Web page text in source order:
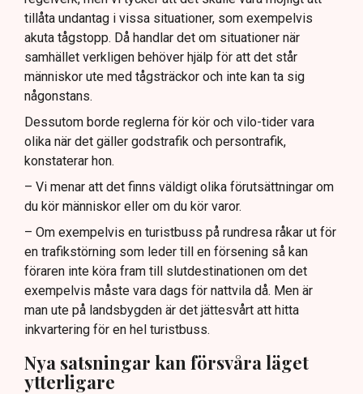
tillåta undantag i vissa situationer, som exempelvis
akuta tågstopp. Då handlar det om situationer när
samhället verkligen behöver hjälp för att det står
människor ute med tågsträckor och inte kan ta sig
någonstans.
Dessutom borde reglerna för kör och vilo-tider vara
olika när det gäller godstrafik och persontrafik,
konstaterar hon.
– Vi menar att det finns väldigt olika förutsättningar om
du kör människor eller om du kör varor.
– Om exempelvis en turistbuss på rundresa råkar ut för
en trafikstörning som leder till en försening så kan
föraren inte köra fram till slutdestinationen om det
exempelvis måste vara dags för nattvila då. Men är
man ute på landsbygden är det jättesvårt att hitta
inkvartering för en hel turistbuss.
Nya satsningar kan försvåra läget
ytterligare